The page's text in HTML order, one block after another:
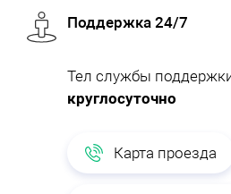
Поддержка 24/7
Тел службы
круглосуточно
Карта проезда